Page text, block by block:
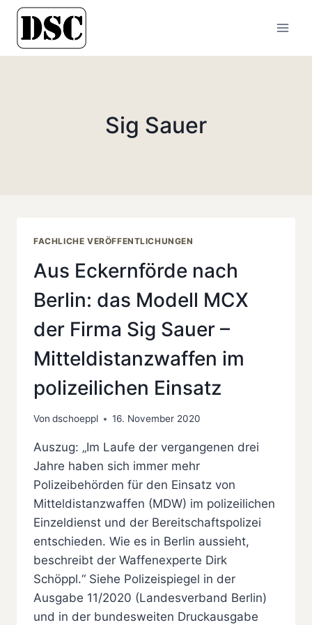
Zum
springen
Sig Sauer
FACHLICHE VERÖFFENTLICHUNGEN
Aus Eckernförde nach
Berlin: das Modell MCX
der Firma Sig Sauer –
Mitteldistanzwaffen im
polizeilichen Einsatz
Von dschoeppl 16. November 2020
Auszug: „Im Laufe der vergangenen drei
Jahre haben sich immer mehr
Polizeibehörden für den Einsatz von
Mitteldistanzwaffen (MDW) im polizeilichen
Einzeldienst und der Bereitschaftspolizei
entschieden. Wie es in Berlin aussieht,
beschreibt der Waffenexperte Dirk
Schöppl.“ Siehe Polizeispiegel in der
Ausgabe 11/2020 (Landesverband Berlin)
und in der bundesweiten Druckausgabe